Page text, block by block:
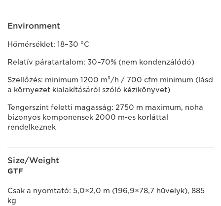
Environment
Hőmérséklet: 18–30 °C
Relatív páratartalom: 30–70% (nem kondenzálódó)
Szellőzés: minimum 1200 m³/h / 700 cfm minimum (lásd
a környezet kialakításáról szóló kézikönyvet)
Tengerszint feletti magasság: 2750 m maximum, noha
bizonyos komponensek 2000 m-es korláttal
rendelkeznek
Size/Weight
GTF
Csak a nyomtató: 5,0×2,0 m (196,9×78,7 hüvelyk), 885
kg